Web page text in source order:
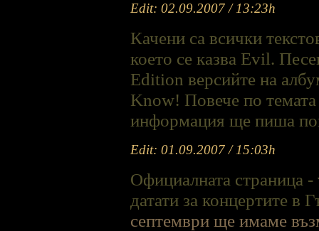
Edit: 02.09.2007 / 13:23h
Качени са всички
което се казва Evil.
Edition версийте на
Know! Повече по
информация ще пиша
Edit: 01.09.2007 / 15:03h
Официалната страница -
датати за концертите в
септември ще имаме